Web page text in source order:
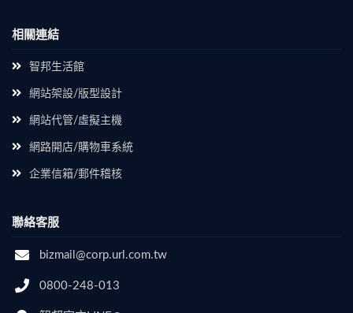
相關連結
智邦生活館
網站架設/版型設計
網站代管/虛擬主機
網路開店/購物車系統
企業信箱/郵件稽核
聯絡客服
bizmail@corp.url.com.tw
0800-248-013